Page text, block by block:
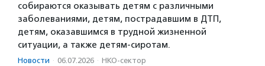
собираются оказывать детям с различными
заболеваниями, детям, пострадавшим в ДТП,
детям, оказавшимся в трудной жизненной
ситуации, а также детям-сиротам.
Новости · 06.07.2026 · НКО-сектор